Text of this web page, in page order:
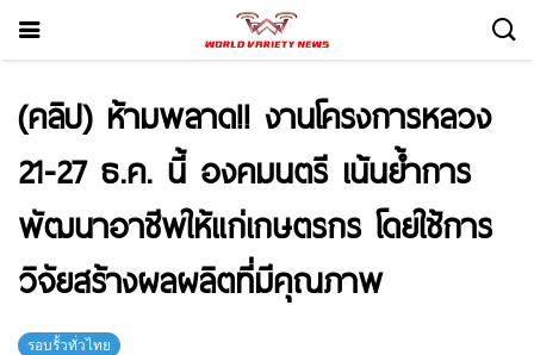
(คลิป) ห้ามพลาด!! งานโครงการหลวง
21-27 ธ.ค. นี้ องคมนตรี เน้นย้ำการ
พัฒนาอาชีพให้แก่เกษตรกร โดยใช้การ
วิจัยสร้างผลผลิตที่มีคุณภาพ
รอบรั้วทั่วไทย